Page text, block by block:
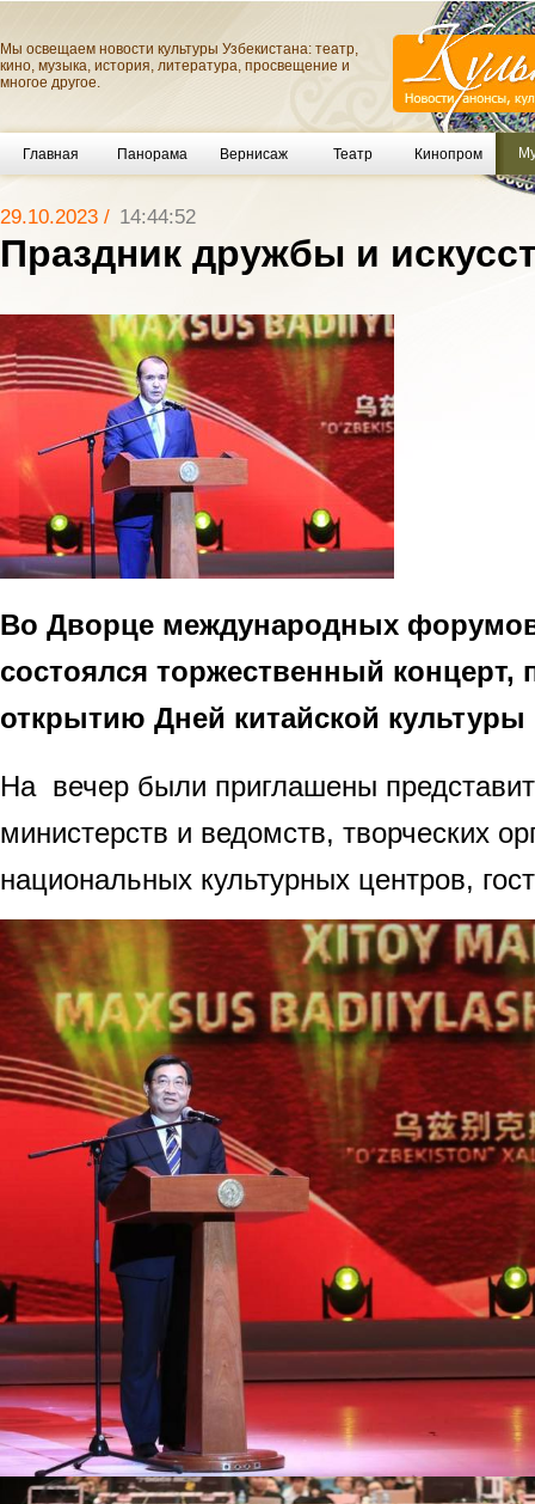
Мы освещаем новости культуры Узбекистана: театр,
кино, музыка, история, литература, просвещение и
многое другое.
Главная Панорама Вернисаж Театр Кинопром
29.10.2023 / 14:44:52
Праздник дружбы и
Во Дворце международных форумов
состоялся торжественный
открытию Дней китайской культуры
На вечер были приглашены
министерств и ведомств, творческих
национальных культурных центров,